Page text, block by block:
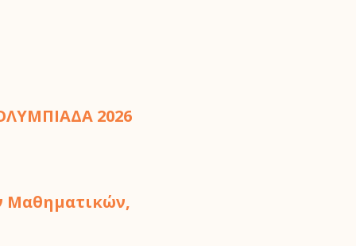
2026
Μαθηματικών,